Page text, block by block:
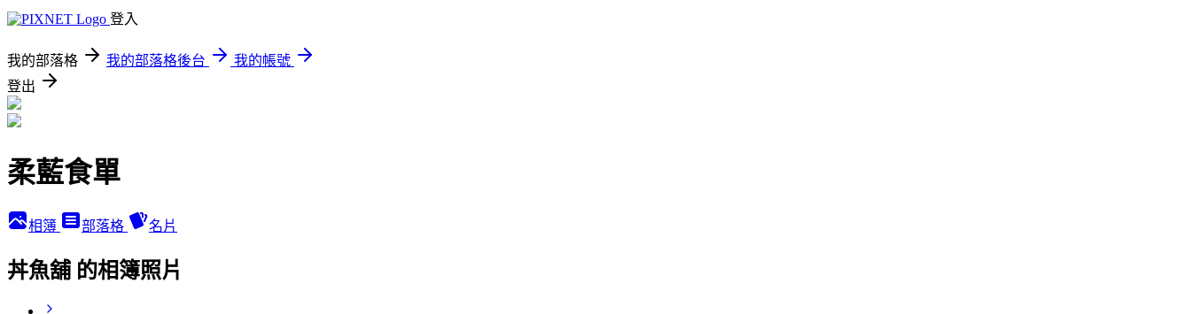
登入
我的部落格 我的部落格後台
我的帳號
登出
柔藍食單
相簿 部落格 名片
丼魚舖 的相簿照片